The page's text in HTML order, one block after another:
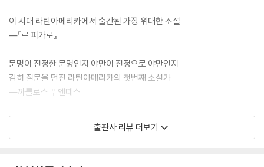
존재한다는 것을 발견했다. 모두가 바람 속에서 춤추는 비밀을 아는 것은
아니다. 하지만 그런 은총을 받은 나무들은 경쾌한 나뭇잎, 가지와 줄기가
미적 감동의 더 탁월한 형태란 단순히 창조물에 대한 훌륭한 이해에 있는
것은 아닌지 때로 스스로 묻게 된다. 어느날 인간은 옥수의 눈과 나비의 갈
늘 시였음을 경이로움과 함께 깨달을 것이다.
이 시대 라틴아메리카에서 출간된 가장 위대한 소설
―『르 피가로』
문명이 진정한 문명인지 야만이 진정으로 야만인지
감히 질문을 던진 라틴아메리카의 첫번째 소설가
―까를로스 푸엔떼스
놀랍도록 낯설고 매력적인 작품세계로 서구 문단을 단번에 사로잡았던 라
틴아메리카 붐(Boom) 소설의 선구자, 스페인어권 최고 권위의 세르반떼
출판사 리뷰 더보기